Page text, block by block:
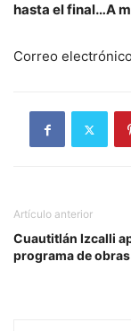
hasta el final…A
Correo
Artículo anterior
Cuautitlán Izcalli
programa de obras